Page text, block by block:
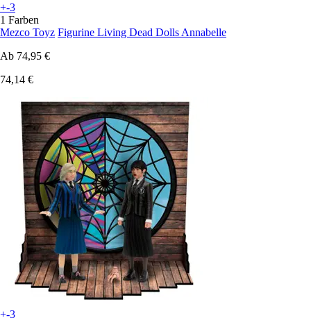
+-3
1 Farben
Mezco Toyz Figurine Living Dead Dolls Annabelle
Ab 74,95 €
74,14 €
+-3